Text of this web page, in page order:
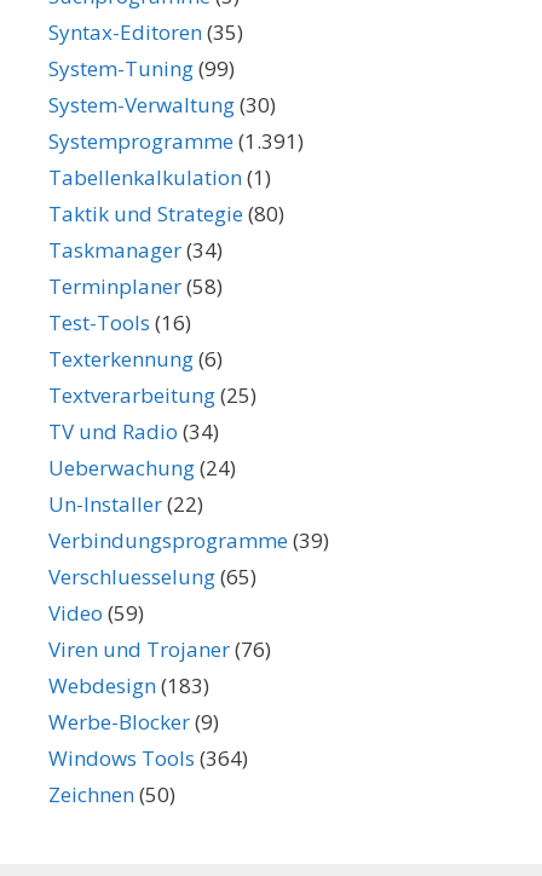
Syntax-Editoren(35)
System-Tuning(99)
System-Verwaltung(30)
Systemprogramme(1.391)
Tabellenkalkulation(1)
Taktik und Strategie(80)
Taskmanager(34)
Terminplaner(58)
Test-Tools (16)
Texterkennung(6)
Textverarbeitung(25)
TV und Radio (34)
Ueberwachung(24)
Un-Installer(22)
Verbindungsprogramme(39)
Verschluesselung(65)
Video (59)
Viren und Trojaner(76)
Webdesign(183)
Werbe-Blocker(9)
Windows Tools (364)
Zeichnen(50)